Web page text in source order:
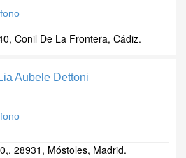
Conil De La Frontera, Cádiz.
Aubele Dettoni
28931, Móstoles, Madrid.